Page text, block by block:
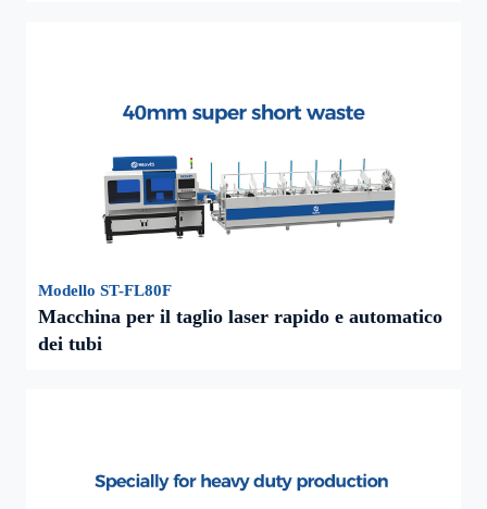
Modello ST-FL80F
Macchina per il taglio laser rapido e automatico
dei tubi